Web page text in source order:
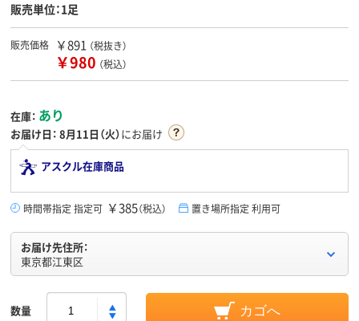
販売単位：1足
販売価格 ￥891 （税抜き）
￥980 （税込）
在庫： あり
お届け日： 8月11日（火）にお届け
アスクル在庫商品
時間帯指定 指定可 ￥385（税込） 置き場所指定 利用可
お届け先住所：
東京都江東区
数量 カゴへ